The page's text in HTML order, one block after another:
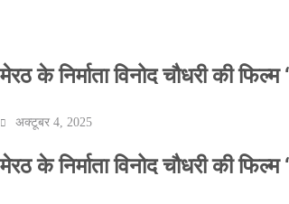
मेरठ के निर्माता विनोद चौधरी की
अक्टूबर 4, 2025
मेरठ के निर्माता विनोद चौधरी की